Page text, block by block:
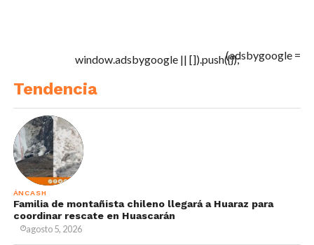
(adsbygoogle =
window.adsbygoogle || []).push({});
Tendencia
ÁNCASH
Familia de montañista chileno llegará a Huaraz para
coordinar rescate en Huascarán
agosto 5, 2026